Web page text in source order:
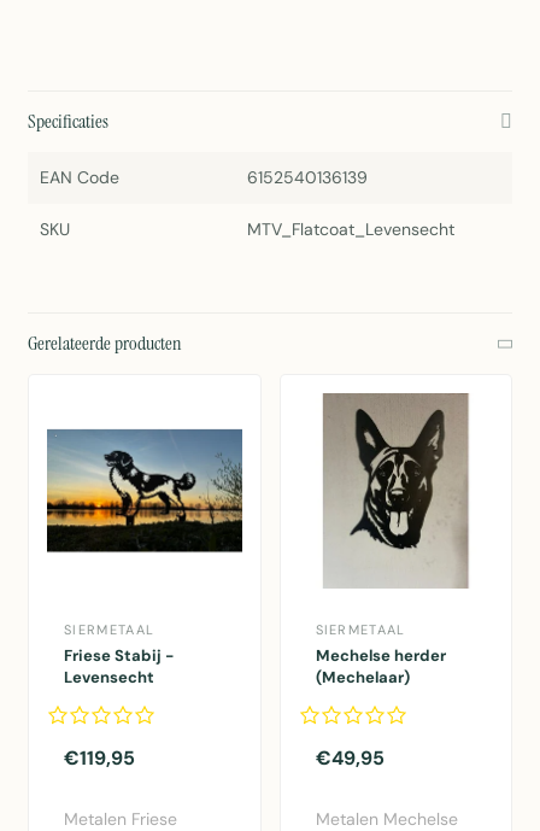
Specificaties
EAN Code 6152540136139
SKU MTV_Flatcoat_Levensecht
Gerelateerde producten
SIERMETAAL
Friese Stabij -
Levensecht
€119,95
Metalen Friese
SIERMETAAL
Mechelse herder
(Mechelaar)
€49,95
Metalen Mechelse